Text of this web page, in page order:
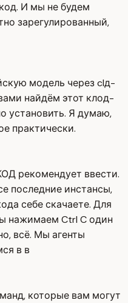
И мы не будем
зарегулированный,
модель через clд-
найдём этот клод-
установить. Я думаю,
практически.
рекомендует ввести.
последние инстансы,
себе скачаете. Для
нажимаем Ctrl C один
всё. Мы агенты
в в
которые вам могут